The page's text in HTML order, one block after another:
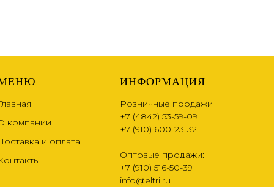
компании
и оплата
ИНФОРМАЦИЯ
Розничные продажи
+7 (4842) 53-59-09
+7 (910) 600-23-32
Оптовые продажи:
+7 (910) 516-50-39
info@eltri.ru